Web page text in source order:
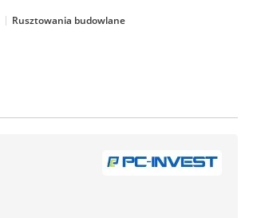
Rusztowania budowlane